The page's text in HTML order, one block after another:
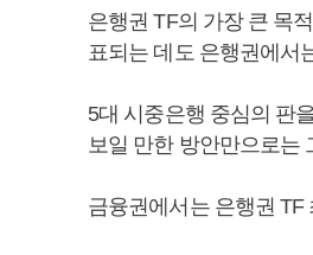
은행권 TF의 가장 큰 목
표되는 데도 은행권에서
5대 시중은행 중심의 판
보일 만한 방안만으로는
금융권에서는 은행권